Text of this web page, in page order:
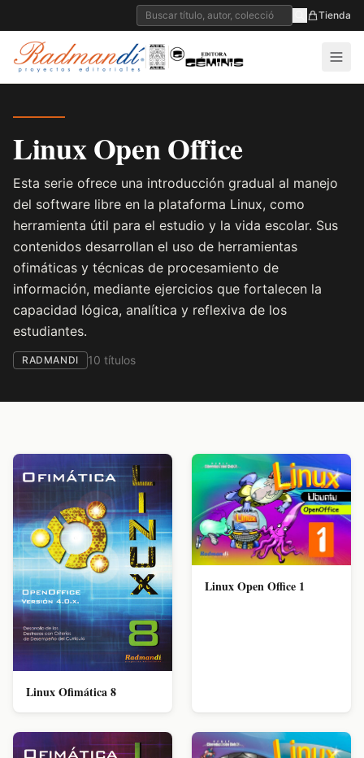
Tienda
Linux Open Office
Esta serie ofrece una introducción gradual al manejo
del software libre en la plataforma Linux, como
herramienta útil para el estudio y la vida escolar. Sus
contenidos desarrollan el uso de herramientas
ofimáticas y técnicas de procesamiento de
información, mediante ejercicios que fortalecen la
capacidad lógica, analítica y reflexiva de los
estudiantes.
RADMANDI 10 títulos
Linux Ofimática 8
Linux Open Office 1